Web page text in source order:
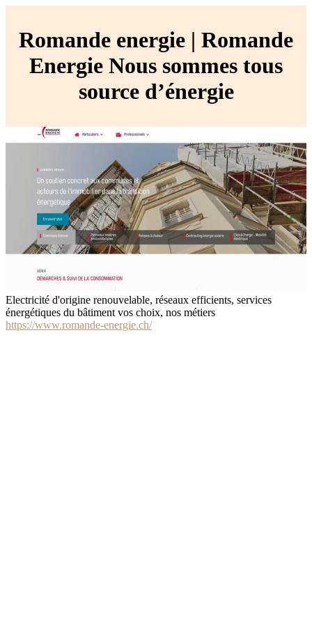
Romande energie | Romande
Energie Nous sommes tous
source d’énergie
Electricité d'origine renouvelable, réseaux efficients, services
énergétiques du bâtiment vos choix, nos métiers
https://www.romande-energie.ch/